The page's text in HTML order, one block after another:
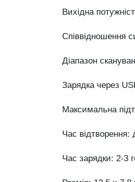
Вихідна
Співвідношення
Діапазон
Зарядка через
Максимальна
Час відтворення:
Час зарядки: 2-3